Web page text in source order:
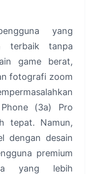
yang
terbaik tanpa
game berat,
fotografi zoom
(3a) Pro
tepat. Namun,
dengan desain
premium
yang lebih